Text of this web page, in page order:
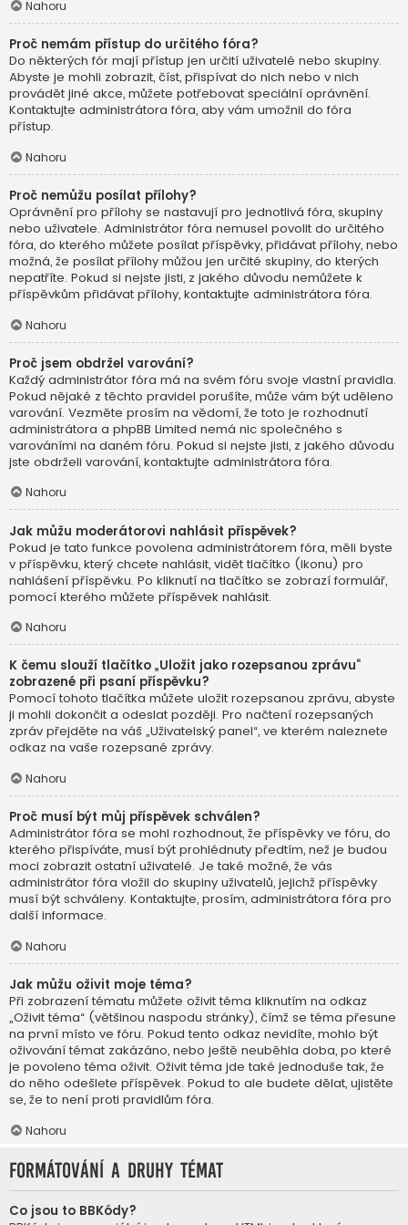
Nahoru
Proč nemám přístup do určitého fóra?
Do některých fór mají přístup jen určití uživatelé nebo skupiny.
Abyste je mohli zobrazit, číst, přispívat do nich nebo v nich
provádět jiné akce, můžete potřebovat speciální oprávnění.
Kontaktujte administrátora fóra, aby vám umožnil do fóra
přístup.
Nahoru
Proč nemůžu posílat přílohy?
Oprávnění pro přílohy se nastavují pro jednotlivá fóra, skupiny
nebo uživatele. Administrátor fóra nemusel povolit do určitého
fóra, do kterého můžete posílat příspěvky, přidávat přílohy, nebo
možná, že posílat přílohy můžou jen určité skupiny, do kterých
nepatříte. Pokud si nejste jisti, z jakého důvodu nemůžete k
příspěvkům přidávat přílohy, kontaktujte administrátora fóra.
Nahoru
Proč jsem obdržel varování?
Každý administrátor fóra má na svém fóru svoje vlastní pravidla.
Pokud nějaké z těchto pravidel porušíte, může vám být uděleno
varování. Vezměte prosím na vědomí, že toto je rozhodnutí
administrátora a phpBB Limited nemá nic společného s
varováními na daném fóru. Pokud si nejste jisti, z jakého důvodu
jste obdrželi varování, kontaktujte administrátora fóra.
Nahoru
Jak můžu moderátorovi nahlásit příspěvek?
Pokud je tato funkce povolena administrátorem fóra, měli byste
v příspěvku, který chcete nahlásit, vidět tlačítko (ikonu) pro
nahlášení příspěvku. Po kliknutí na tlačítko se zobrazí formulář,
pomocí kterého můžete příspěvek nahlásit.
Nahoru
K čemu slouží tlačítko „Uložit jako rozepsanou zprávu“
zobrazené při psaní příspěvku?
Pomocí tohoto tlačítka můžete uložit rozepsanou zprávu, abyste
ji mohli dokončit a odeslat později. Pro načtení rozepsaných
zpráv přejděte na váš „Uživatelský panel“, ve kterém naleznete
odkaz na vaše rozepsané zprávy.
Nahoru
Proč musí být můj příspěvek schválen?
Administrátor fóra se mohl rozhodnout, že příspěvky ve fóru, do
kterého přispíváte, musí být prohlédnuty předtím, než je budou
moci zobrazit ostatní uživatelé. Je také možné, že vás
administrátor fóra vložil do skupiny uživatelů, jejichž příspěvky
musí být schváleny. Kontaktujte, prosím, administrátora fóra pro
další informace.
Nahoru
Jak můžu oživit moje téma?
Při zobrazení tématu můžete oživit téma kliknutím na odkaz
„Oživit téma“ (většinou naspodu stránky), čímž se téma přesune
na první místo ve fóru. Pokud tento odkaz nevidíte, mohlo být
oživování témat zakázáno, nebo ještě neuběhla doba, po které
je povoleno téma oživit. Oživit téma jde také jednoduše tak, že
do něho odešlete příspěvek. Pokud to ale budete dělat, ujistěte
se, že to není proti pravidlům fóra.
Nahoru
Formátování a druhy témat
Co jsou to BBKódy?